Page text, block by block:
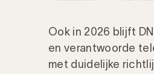
Ook in 2026 blijft
en verantwoorde
met duidelijke